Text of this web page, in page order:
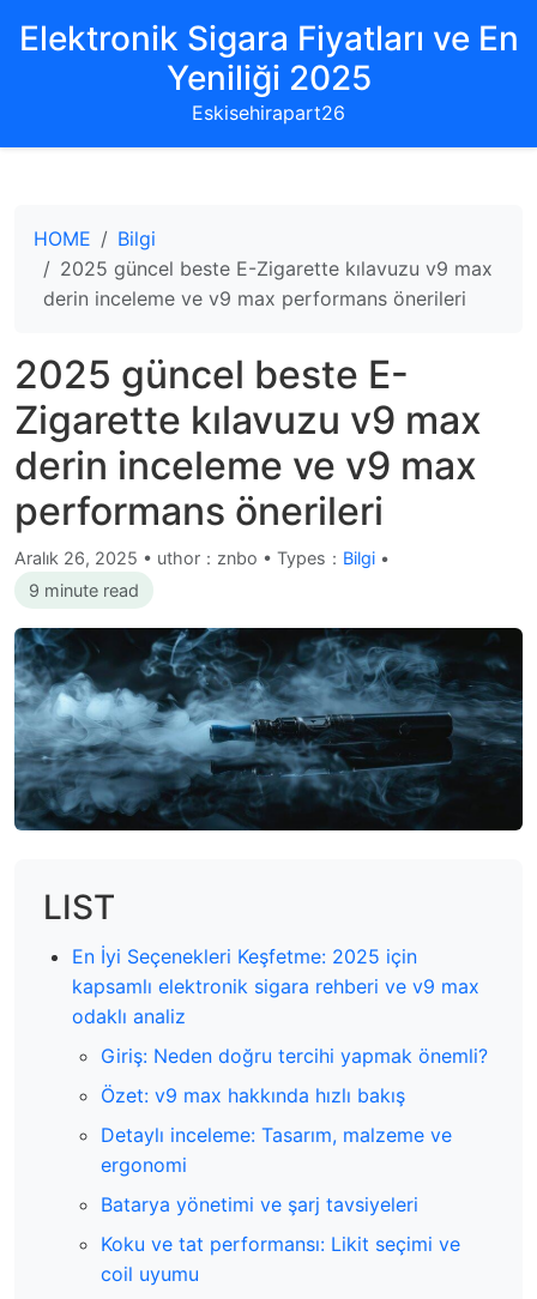
Elektronik Sigara Fiyatları ve En
Yeniliği 2025
Eskisehirapart26
HOME
Bilgi
2025 güncel beste E-Zigarette kılavuzu v9 max
derin inceleme ve v9 max performans önerileri
2025 güncel beste E-
Zigarette kılavuzu v9 max
derin inceleme ve v9 max
performans önerileri
Aralık 26, 2025 • uthor：znbo • Types： Bilgi •
9 minute read
LIST
En İyi Seçenekleri Keşfetme: 2025 için
kapsamlı elektronik sigara rehberi ve v9 max
odaklı analiz
Giriş: Neden doğru tercihi yapmak önemli?
Özet: v9 max hakkında hızlı bakış
Detaylı inceleme: Tasarım, malzeme ve
ergonomi
Batarya yönetimi ve şarj tavsiyeleri
Koku ve tat performansı: Likit seçimi ve
coil uyumu